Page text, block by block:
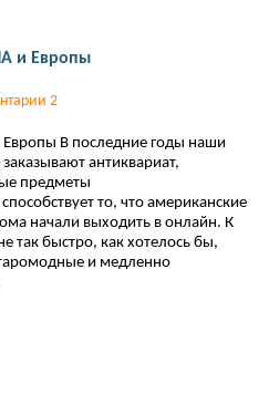
и Европы
2
В последние годы наши
антиквариат,
предметы
то, что американские
начали выходить в онлайн. К
так быстро, как хотелось бы,
и медленно